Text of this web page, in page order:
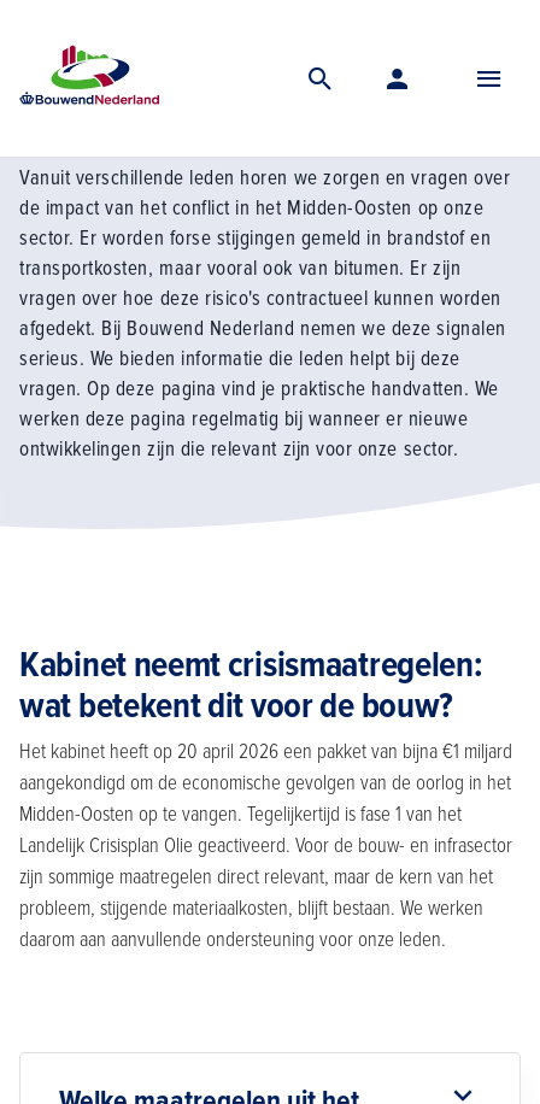
Kennis
Vanuit verschillende leden horen we zorgen en vragen over
de impact van het conflict in het Midden-Oosten op onze
sector. Er worden forse stijgingen gemeld in brandstof en
transportkosten, maar vooral ook van bitumen. Er zijn
vragen over hoe deze risico's contractueel kunnen worden
afgedekt. Bij Bouwend Nederland nemen we deze signalen
serieus. We bieden informatie die leden helpt bij deze
vragen. Op deze pagina vind je praktische handvatten. We
werken deze pagina regelmatig bij wanneer er nieuwe
ontwikkelingen zijn die relevant zijn voor onze sector.
Kabinet neemt crisismaatregelen:
wat betekent dit voor de bouw?
Het kabinet heeft op 20 april 2026 een pakket van bijna €1 miljard
aangekondigd om de economische gevolgen van de oorlog in het
Midden-Oosten op te vangen. Tegelijkertijd is fase 1 van het
Landelijk Crisisplan Olie geactiveerd. Voor de bouw- en infrasector
zijn sommige maatregelen direct relevant, maar de kern van het
probleem, stijgende materiaalkosten, blijft bestaan. We werken
daarom aan aanvullende ondersteuning voor onze leden.